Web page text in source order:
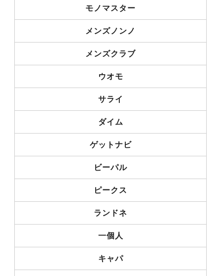
モノマスター
メンズノンノ
メンズクラブ
ウオモ
サライ
ダイム
ゲットナビ
ビーパル
ピークス
ランドネ
一個人
キャパ